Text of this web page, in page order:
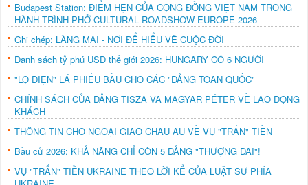
Budapest Station: ĐIỂM HẸN CỦA CỘNG ĐỒNG VIỆT NAM TRONG
HÀNH TRÌNH PHỞ CULTURAL ROADSHOW EUROPE 2026
Ghi chép: LÀNG MAI - NƠI ĐỂ HIỂU VỀ CUỘC ĐỜI
Danh sách tỷ phú USD thế giới 2026: HUNGARY CÓ 6 NGƯỜI
"LỘ DIỆN" LÁ PHIẾU BẦU CHO CÁC "ĐẢNG TOÀN QUỐC"
CHÍNH SÁCH CỦA ĐẢNG TISZA VÀ MAGYAR PÉTER VỀ LAO ĐỘNG
KHÁCH
THÔNG TIN CHO NGOẠI GIAO CHÂU ÂU VỀ VỤ "TRẤN" TIỀN
Bầu cử 2026: KHẢ NĂNG CHỈ CÒN 5 ĐẢNG "THƯỢNG ĐÀI"!
VỤ "TRẤN" TIỀN UKRAINE THEO LỜI KỂ CỦA LUẬT SƯ PHÍA